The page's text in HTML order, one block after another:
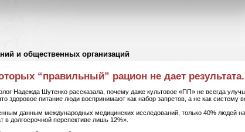
и общественных организаций
“правильный” рацион не дает результата.
Надежда Шутенко рассказала, почему даже культовое «ПП» не всегда
здоровое питание люди воспринимают как набор запретов, а не как систему
данным международных медицинских исследований, только 40% людей на
долгосрочной перспективе лишь 12%».